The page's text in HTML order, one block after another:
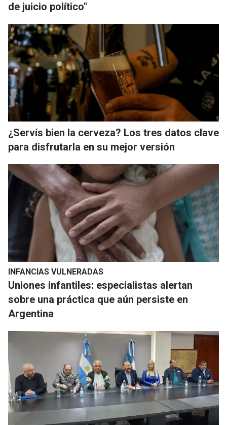
de juicio político"
¿Servís bien la cerveza? Los tres datos clave
para disfrutarla en su mejor versión
INFANCIAS VULNERADAS
Uniones infantiles: especialistas alertan
sobre una práctica que aún persiste en
Argentina